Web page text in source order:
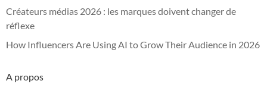
Créateurs médias 2026 : les marques doivent changer de
réflexe
How Influencers Are Using AI to Grow Their Audience in 2026
A propos